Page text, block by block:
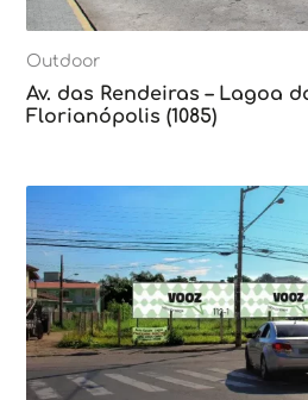
Outdoor
Av. das Rendeiras – Lagoa
Florianópolis (1085)